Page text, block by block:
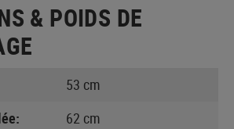
& POIDS DE
53 cm
62 cm